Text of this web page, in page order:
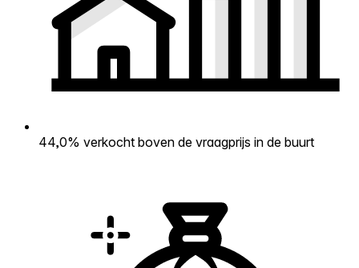
44,0% verkocht boven de vraagprijs in de buurt